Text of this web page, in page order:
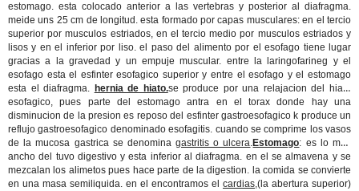
estomago. esta colocado anterior a las vertebras y posterior al diafragma.
meide uns 25 cm de longitud. esta formado por capas musculares: en el tercio
superior por musculos estriados, en el tercio medio por musculos estriados y
lisos y en el inferior por liso. el paso del alimento por el esofago tiene lugar
gracias a la gravedad y un empuje muscular. entre la laringofarineg y el
esofago esta el esfinter esofagico superior y entre el esofago y el estomago
esta el diafragma. hernia de hiato.se produce por una relajacion del hiato
esofagico, pues parte del estomago antra en el torax donde hay una
disminucion de la presion es reposo del esfinter gastroesofagico k produce un
reflujo gastroesofagico denominado esofagitis. cuando se comprime los vasos
de la mucosa gastrica se denominagastritis o ulcera.Estomago: es lo mas
ancho del tuvo digestivo y esta inferior al diafragma. en el se almavena y se
mezcalan los alimetos pues hace parte de la digestion. la comida se convierte
en una masa semiliquida. en el encontramos el cardias,(la abertura superior)